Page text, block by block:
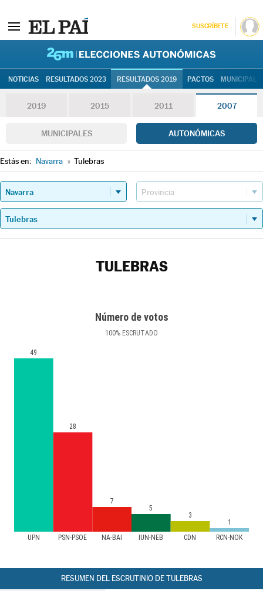
SUSCRÍBETE
NOTICIAS RESULTADOS 2023 RESULTADOS 2019 PACTOS
2019 2015 2011 2007
MUNICIPALES AUTONÓMICAS
Estás en: Navarra » Tulebras
TULEBRAS
Número de votos
100% ESCRUTADO
UPN PSN-PSOE NA-BAI IUN-NEB CDN RCN-NOK
49
28
7
5
3
1
RESUMEN DEL ESCRUTINIO DE TULEBRAS